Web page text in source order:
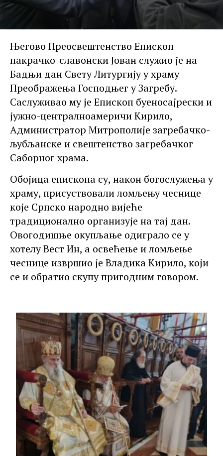
Његово Преосвештенство Епископ
пакрачко-славонски Јован служио је на
Бадњи дан Свету Литургију у храму
Преображења Господњег у Загребу.
Саслуживао му је Епископ буеносајрески и
јужно-централноамеричи Кирило,
Администратор Митрополије загребачко-
љубљанске и свештенство загребачког
Саборног храма.
Обојица епископа су, након богослужења у
храму, присуствовали ломљењу чеснице
које Српско народно вијеће
традиционално организује на тај дан.
Овогодишње окупљање одиграло се у
хотелу Вест Ин, а освећење и ломљење
чеснице извршио је Владика Кирило, који
се и обратио скупу пригодним говором.